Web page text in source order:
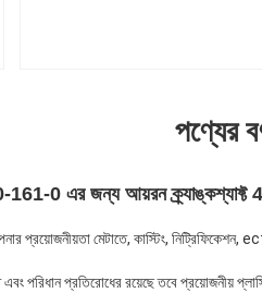
পণ্যের
0 এর জন্য আয়রন ক্র্যাঙ্কশ্যাফ্ট 4
প্রয়োজনীয়তা মেটাতে, কাস্টিং, নিট্রিফিকেশন,
এবং পরিধান প্রতিরোধের রয়েছে তবে প্রয়োজনীয়